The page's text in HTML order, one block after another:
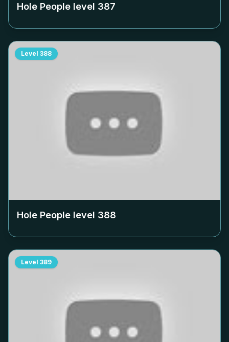
Hole People level 387
Level 388
Hole People level 388
Level 389